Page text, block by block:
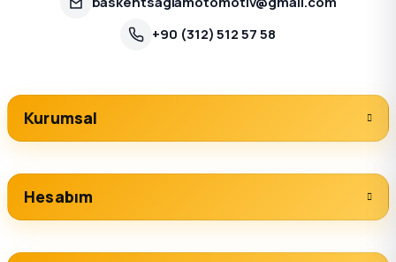
+90 (312) 512 57 58
Kurumsal
Hesabım